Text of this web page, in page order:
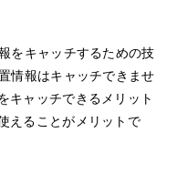
をキャッチするための技
情報はキャッチできませ
キャッチできるメリット
えることがメリットで